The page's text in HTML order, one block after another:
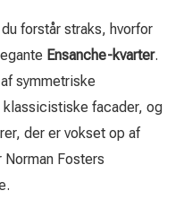
forstår straks, hvorfor
Ensanche-kvarter.
symmetriske
facader, og
der er vokset op af
Norman Fosters